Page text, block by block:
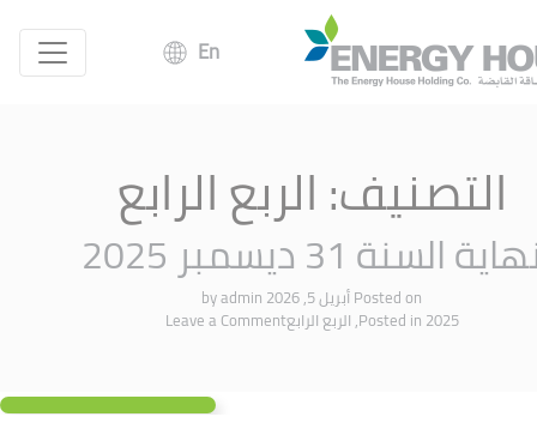
En
التصنيف:الربع الرابع
السنة 31 ديسمبر 2025
Posted onأبريل 5, 2026 admin
Posted in 2025
,الربع الرابعLeave a Comment